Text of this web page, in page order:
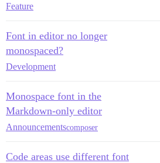
Feature
Font in editor no longer
monospaced?
Development
Monospace font in the
Markdown-only editor
Announcementscomposer
Code areas use different font